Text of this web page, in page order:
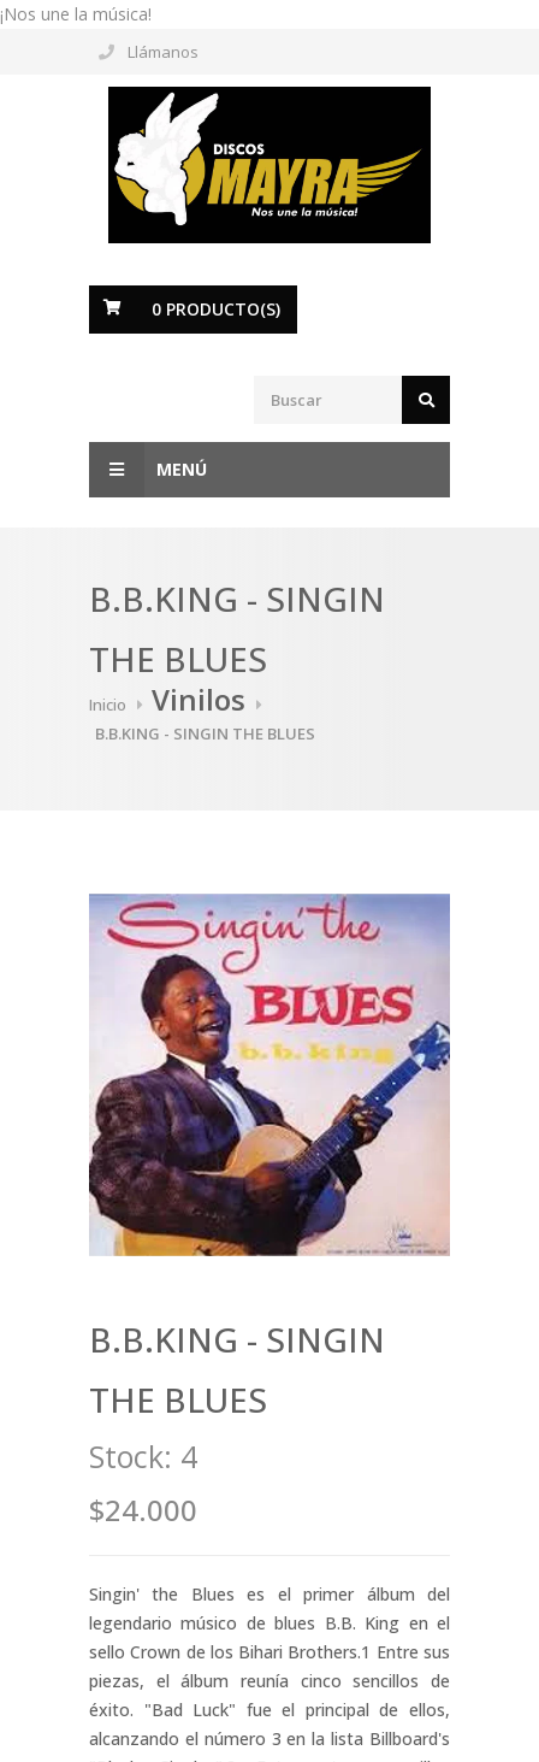
¡Nos une la música!
Llámanos
0 PRODUCTO(S)
MENÚ
B.B.KING - SINGIN
THE BLUES
Inicio Vinilos
B.B.KING - SINGIN THE BLUES
B.B.KING - SINGIN
THE BLUES
Stock: 4
$24.000
Singin' the Blues es el primer álbum del
legendario músico de blues B.B. King en el
sello Crown de los Bihari Brothers.1​ Entre sus
piezas, el álbum reunía cinco sencillos de
éxito. "Bad Luck" fue el principal de ellos,
alcanzando el número 3 en la lista Billboard's